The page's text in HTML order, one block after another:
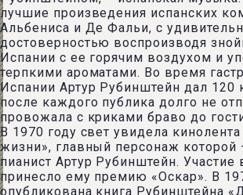
лучшие произведения испанских
Альбениса и Де Фальи, с
достоверностью воспроизводя
Испании с ее горячим воздухом и
терпкими ароматами. Во время
Испании Артур Рубинштейн дал 120
после каждого публика долго не
провожала с криками браво до
В 1970 году свет увидела
жизни», главный персонаж которой
пианист Артур Рубинштейн.
принесло ему премию «Оскар». В
опубликована книга Рубинштейна